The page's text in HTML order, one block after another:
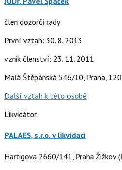
člen dozorčí rady
První vztah: 30. 8. 2013
vznik členství: 23. 11. 2011
Malá Štěpánská 546/10, Praha,
Další vztah k této osobě
Likvidátor
PALAES, s.r.o. v likvidaci
Hartigova 2660/141, Praha Žižkov